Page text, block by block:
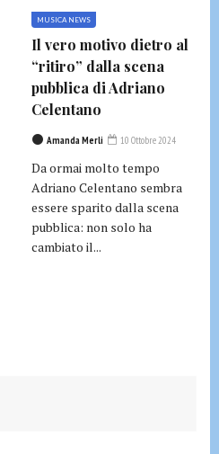
MUSICA NEWS
Il vero motivo dietro al
“ritiro” dalla scena
pubblica di Adriano
Celentano
Amanda Merli 10 Ottobre 2024
Da ormai molto tempo
Adriano Celentano sembra
essere sparito dalla scena
pubblica: non solo ha
cambiato il...